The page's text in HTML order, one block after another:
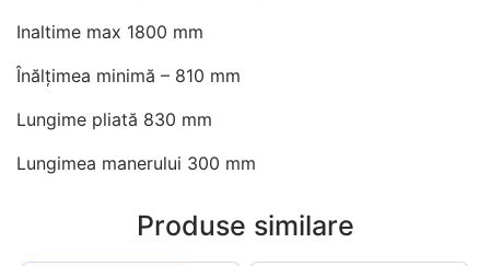
Inaltime max 1800 mm
Înălțimea minimă – 810 mm
Lungime pliată 830 mm
Lungimea manerului 300 mm
Produse similare